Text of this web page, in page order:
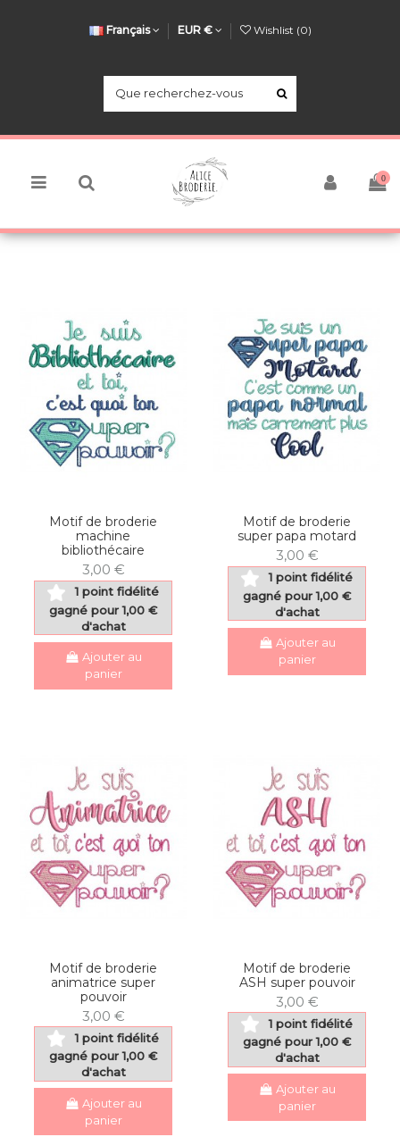
Français EUR € Wishlist (0)
0
Motif de broderie
machine
bibliothécaire
3,00 €
1 point fidélité
gagné pour 1,00 €
d'achat
Ajouter au
panier
Motif de broderie
super papa motard
3,00 €
1 point fidélité
gagné pour 1,00 €
d'achat
Ajouter au
panier
Motif de broderie
animatrice super
pouvoir
3,00 €
1 point fidélité
gagné pour 1,00 €
d'achat
Ajouter au
panier
Motif de broderie
ASH super pouvoir
3,00 €
1 point fidélité
gagné pour 1,00 €
d'achat
Ajouter au
panier